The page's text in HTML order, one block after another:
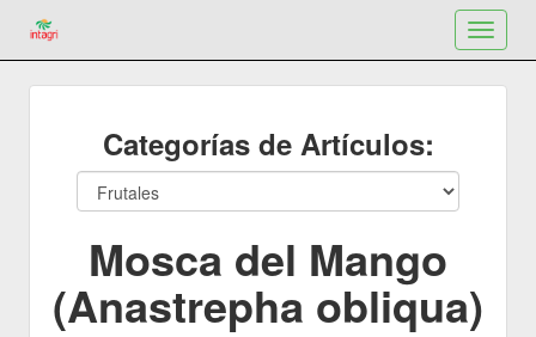
Toggle
Categorías de Artículos:
Mosca del Mango
(Anastrepha obliqua)